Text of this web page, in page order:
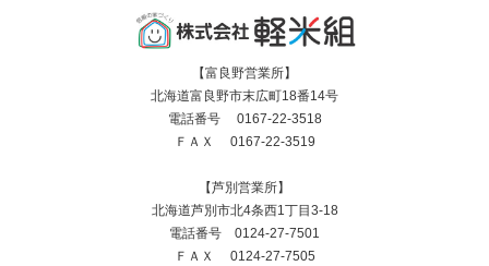
【富良野営業所】
北海道富良野市末広町18番14号
電話番号 0167-22-3518
ＦＡＸ 0167-22-3519
【芦別営業所】
北海道芦別市北4条西1丁目3-18
電話番号 0124-27-7501
ＦＡＸ 0124-27-7505